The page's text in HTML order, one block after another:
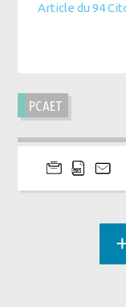
Article du 94
PCAET